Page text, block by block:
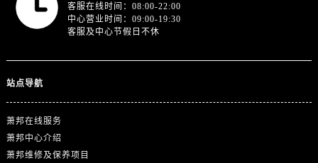
客服在线时间：08:00-22:00
中心营业时间：09:00-19:30
客服及中心节假日不休
站点导航
萧邦在线服务
萧邦中心介绍
萧邦维修及保养项目